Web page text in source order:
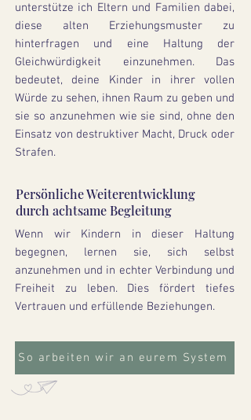
unterstütze ich Eltern und Familien dabei,
diese alten Erziehungsmuster zu
hinterfragen und eine Haltung der
Gleichwürdigkeit einzunehmen. Das
bedeutet, deine Kinder in ihrer vollen
Würde zu sehen, ihnen Raum zu geben und
sie so anzunehmen wie sie sind, ohne den
Einsatz von destruktiver Macht, Druck oder
Strafen.
Persönliche Weiterentwicklung
durch achtsame Begleitung
Wenn wir Kindern in dieser Haltung
begegnen, lernen sie, sich selbst
anzunehmen und in echter Verbindung und
Freiheit zu leben. Dies fördert tiefes
Vertrauen und erfüllende Beziehungen.
So arbeiten wir an eurem System